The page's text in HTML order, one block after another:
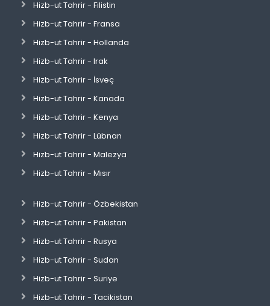
Hizb-ut Tahrir - Filistin
Hizb-ut Tahrir - Fransa
Hizb-ut Tahrir - Hollanda
Hizb-ut Tahrir - Irak
Hizb-ut Tahrir - İsveç
Hizb-ut Tahrir - Kanada
Hizb-ut Tahrir - Kenya
Hizb-ut Tahrir - Lübnan
Hizb-ut Tahrir - Malezya
Hizb-ut Tahrir - Mısır
Hizb-ut Tahrir - Özbekistan
Hizb-ut Tahrir - Pakistan
Hizb-ut Tahrir - Rusya
Hizb-ut Tahrir - Sudan
Hizb-ut Tahrir - Suriye
Hizb-ut Tahrir - Tacikistan